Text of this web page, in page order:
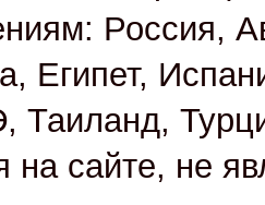
Россия,
Египет,
Таиланд,
на сайте, не